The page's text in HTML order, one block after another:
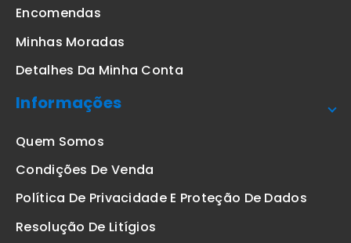
Encomendas
Minhas Moradas
Detalhes Da Minha Conta
Informações
Quem Somos
Condições De Venda
Política De Privacidade E Proteção De Dados
Resolução De Litígios